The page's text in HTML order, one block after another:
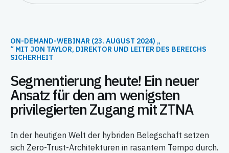
ON-DEMAND-WEBINAR (23. AUGUST 2024) „
“ MIT JON TAYLOR, DIREKTOR UND LEITER DES BEREICHS
SICHERHEIT
Segmentierung heute! Ein neuer
Ansatz für den am wenigsten
privilegierten Zugang mit ZTNA
In der heutigen Welt der hybriden Belegschaft setzen
sich Zero-Trust-Architekturen in rasantem Tempo durch.